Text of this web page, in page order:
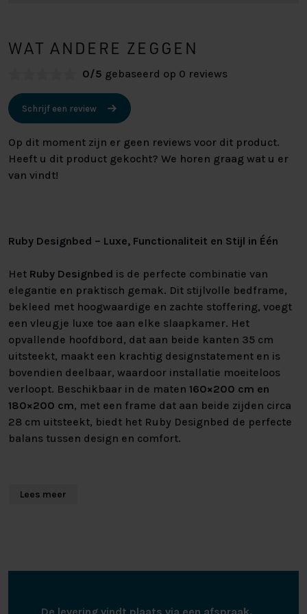
WAT ANDERE ZEGGEN
0/5 gebaseerd op 0 reviews
Schrijf een review
Op dit moment zijn er geen reviews voor dit product.
Heeft u dit product gekocht? We horen graag wat u er
van vindt!
Ruby Designbed – Luxe, Functionaliteit en Stijl in Één
Het Ruby Designbed is de perfecte combinatie van
elegantie en praktisch gemak. Dit stijlvolle bedframe,
bekleed met hoogwaardige en zachte stoffering, voegt
een vleugje luxe toe aan elke slaapkamer. Het
opvallende hoofdbord, dat aan beide kanten 35 cm
uitsteekt, maakt een krachtig designstatement en is
bovendien deelbaar, waardoor installatie moeiteloos
verloopt. Beschikbaar in de maten 160×200 cm en
180×200 cm, met een frame dat aan beide zijden circa
28 cm uitsteekt, biedt het Ruby Designbed de perfecte
balans tussen design en comfort.
EXTRA GEMAK
frame van spaanplaat en vezelplaat, gecombineerd met
Lees meer